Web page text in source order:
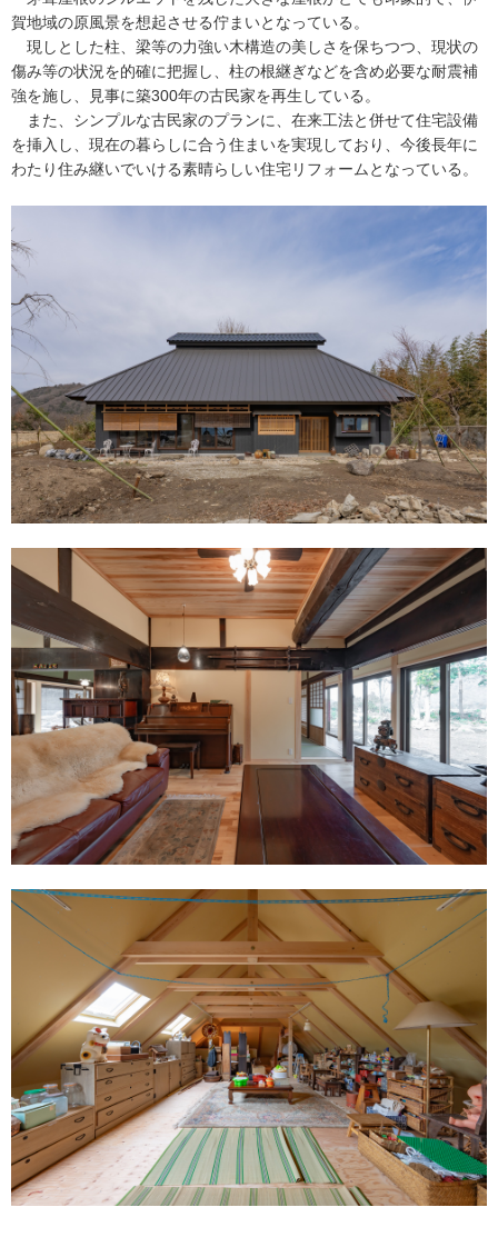
賀地域の原風景を想起させる佇まいとなっている。
現しとした柱、梁等の力強い木構造の美しさを保ちつつ、現状の
傷み等の状況を的確に把握し、柱の根継ぎなどを含め必要な耐震補
強を施し、見事に築300年の古民家を再生している。
また、シンプルな古民家のプランに、在来工法と併せて住宅設備
を挿入し、現在の暮らしに合う住まいを実現しており、今後長年に
わたり住み継いでいける素晴らしい住宅リフォームとなっている。